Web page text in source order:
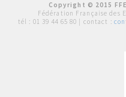
Copyright © 2015
Fédération Française des
tél : 01 39 44 65 80 | contact :